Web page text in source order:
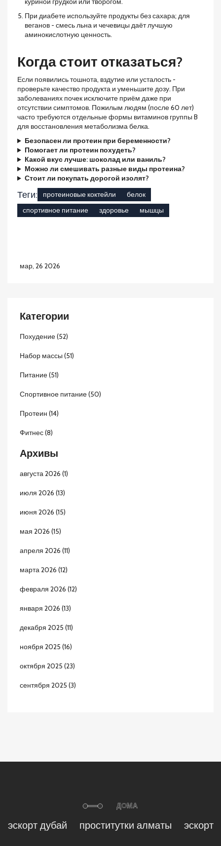
При диабете используйте продукты без сахара; для
веганов - смесь льна и чечевицы даёт лучшую
аминокислотную ценность.
Когда стоит отказаться?
Если появились тошнота, вздутие или усталость -
проверьте качество продукта и уменьшите дозу. При
заболеваниях почек исключите приём даже при
отсутствии симптомов. Пожилым людям (после 60 лет)
часто требуются отдельные формы витаминов группы B
для восстановления метаболизма белка.
Безопасен ли протеин при беременности?
Помогает ли протеин похудеть?
Какой вкус лучше: шоколад или ваниль?
Можно ли смешивать разные виды протеина?
Стоит ли покупать дорогой изолят?
Теги: протеиновые коктейли
белок
спортивное питание
здоровье мышцы
мар, 26 2026
Категории
Похудение(52)
Набор массы (51)
Питание(51)
Спортивное питание(50)
Протеин (14)
Фитнес(8)
Архивы
августа 2026 (1)
июля 2026 (13)
июня 2026 (15)
мая 2026 (15)
апреля 2026 (11)
марта 2026 (12)
февраля 2026 (12)
января 2026 (13)
декабря 2025 (11)
ноября 2025 (16)
октября 2025 (23)
сентября 2025 (3)
эскорт дубай проститутки алматы эскорт